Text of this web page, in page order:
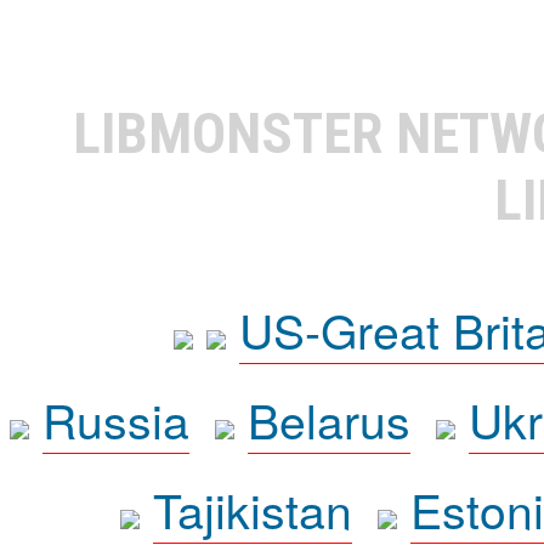
LIBMONSTER
US-Great
Russia
Belarus
Tajikistan